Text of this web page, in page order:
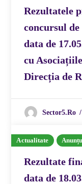
Rezultatele
concursul
data de
cu
Direcția de
Sector5.ro
Actualitate
Rezultate
data de